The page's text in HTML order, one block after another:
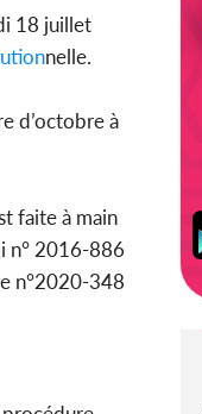
18 juillet
nelle.
d’octobre à
faite à main
n° 2016-886
n°2020-348